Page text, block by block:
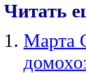
Читать
Марта